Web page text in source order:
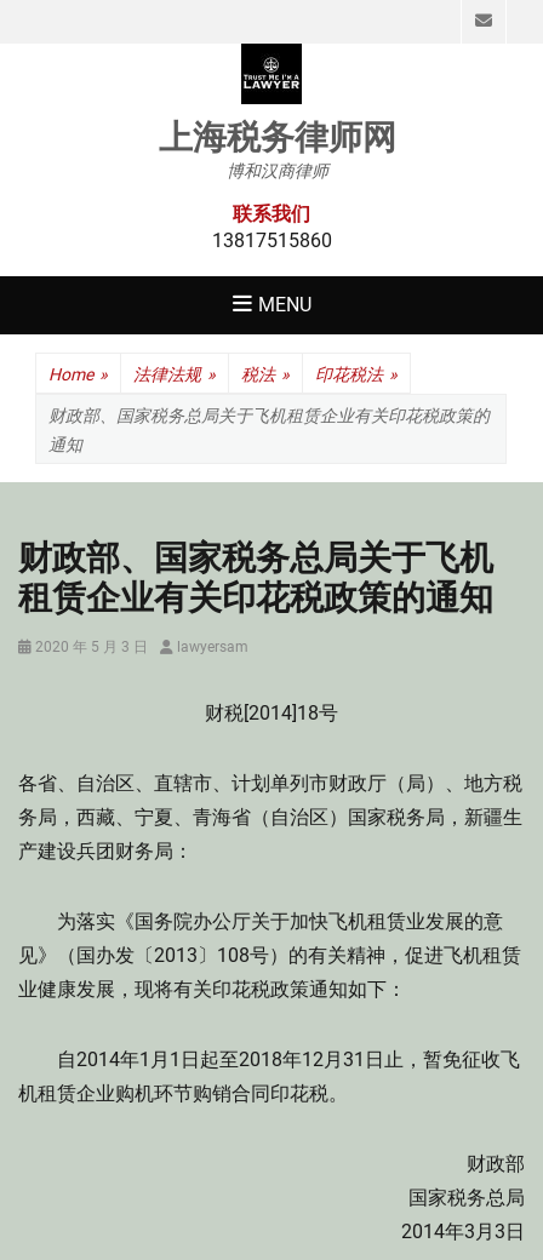
上海税务律师网
博和汉商律师
联系我们
13817515860
MENU
Home » 法律法规 » 税法 » 印花税法 »
财政部、国家税务总局关于飞机租赁企业有关印花税政策的
通知
财政部、国家税务总局关于飞机
租赁企业有关印花税政策的通知
Posted
2020 年 5 月 3 日 Authorlawyersam
财税[2014]18号
各省、自治区、直辖市、计划单列市财政厅（局）、地方税
务局，西藏、宁夏、青海省（自治区）国家税务局，新疆生
产建设兵团财务局：
为落实《国务院办公厅关于加快飞机租赁业发展的意
见》（国办发〔2013〕108号）的有关精神，促进飞机租赁
业健康发展，现将有关印花税政策通知如下：
自2014年1月1日起至2018年12月31日止，暂免征收飞
机租赁企业购机环节购销合同印花税。
财政部
国家税务总局
2014年3月3日